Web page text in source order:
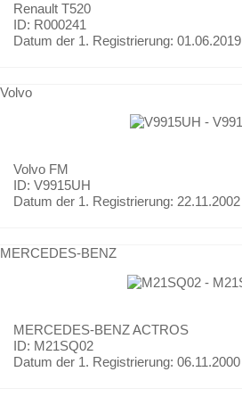
Renault T520
ID: R000241
Datum der 1. Registrierung: 01.06.2019
Volvo
Volvo FM
ID: V9915UH
Datum der 1. Registrierung: 22.11.2002
MERCEDES-BENZ
MERCEDES-BENZACTROS
ID: M21SQ02
Datum der 1. Registrierung: 06.11.2000